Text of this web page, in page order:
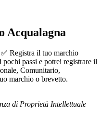
Acqualagna
Registra il tuo marchio
passi e potrei registrare il
Comunitario,
marchio o brevetto.
di Proprietà Intellettuale